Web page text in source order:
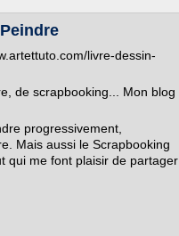
livre-dessin-
de scrapbooking... Mon blog
progressivement,
Mais aussi le Scrapbooking
qui me font plaisir de partager